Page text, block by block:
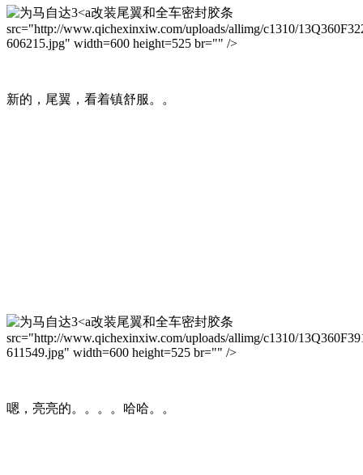
改装尾翼和全车密封胶条
src="http://www.qichexinxiw.com/uploads/allimg/c1310/
606215.jpg" width=600 height=525 br="" />
新的，尾翼，看着镇舒服。。
改装尾翼和全车密封胶条
src="http://www.qichexinxiw.com/uploads/allimg/c1310/
611549.jpg" width=600 height=525 br="" />
嗯，亮亮的。。。。哈哈。。